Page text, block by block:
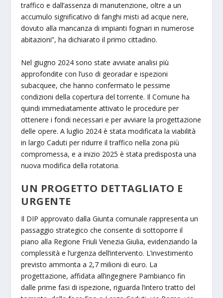
traffico e dall’assenza di manutenzione, oltre a un
accumulo significativo di fanghi misti ad acque nere,
dovuto alla mancanza di impianti fognari in numerose
abitazioni”, ha dichiarato il primo cittadino.
Nel giugno 2024 sono state avviate analisi più
approfondite con l’uso di georadar e ispezioni
subacquee, che hanno confermato le pessime
condizioni della copertura del torrente. Il Comune ha
quindi immediatamente attivato le procedure per
ottenere i fondi necessari e per avviare la progettazione
delle opere. A luglio 2024 è stata modificata la viabilità
in largo Caduti per ridurre il traffico nella zona più
compromessa, e a inizio 2025 è stata predisposta una
nuova modifica della rotatoria.
UN PROGETTO DETTAGLIATO E
URGENTE
Il DIP approvato dalla Giunta comunale rappresenta un
passaggio strategico che consente di sottoporre il
piano alla Regione Friuli Venezia Giulia, evidenziando la
complessità e l’urgenza dell’intervento. L’investimento
previsto ammonta a 2,7 milioni di euro. La
progettazione, affidata all’ingegnere Pambianco fin
dalle prime fasi di ispezione, riguarda l’intero tratto del